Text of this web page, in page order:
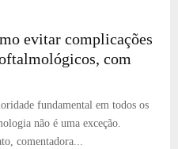
evitar complicações
com
fundamental em todos os
não é uma exceção.
comentadora...